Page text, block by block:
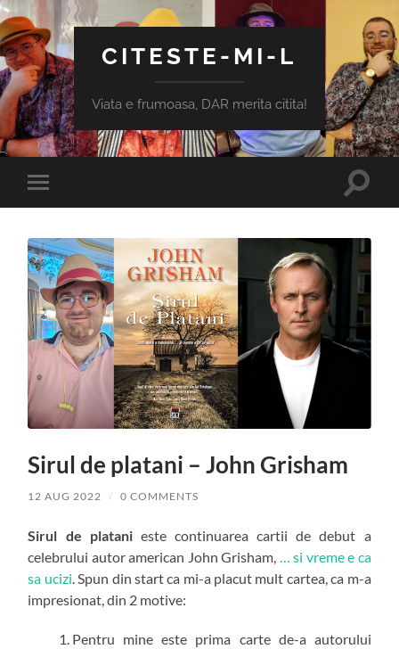
CITESTE-MI-L
Viata e frumoasa, DAR merita citita!
Toggle
mobile
Toggle
Sirul de platani – John Grisham
12 AUG 2022 / 0 COMMENTS
Sirul de platanieste continuarea cartii de debut a
celebrului autor american John Grisham, … si vreme e ca
sa ucizi. Spun din start ca mi-a placut mult cartea, ca m-a
impresionat, din 2 motive:
Pentru mine este prima carte de-a autorului